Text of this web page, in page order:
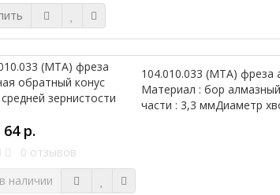
104.010.033 (МТА) фреза
Материал : бор
части : 3,3 ммДиаметр
64 р.
0 отзывов
наличии